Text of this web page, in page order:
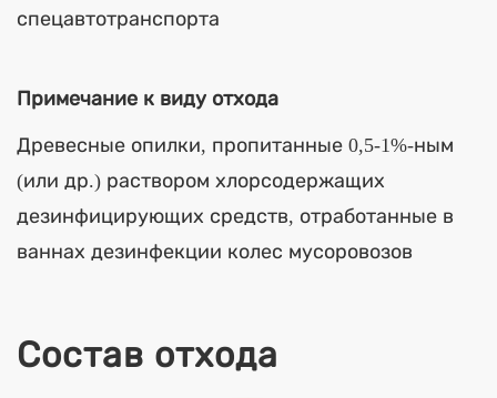
спецавтотранспорта
Примечание к виду отхода
Древесные опилки, пропитанные 0,5-1%-ным
(или др.) раствором хлорсодержащих
дезинфицирующих средств, отработанные в
ваннах дезинфекции колес мусоровозов
Состав отхода